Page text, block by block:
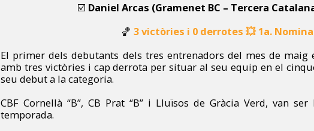
☑️ Daniel Arcas (Gramenet BC – Tercera
🏀 3 victòries i 0 derrotes 💥1a.
El primer dels debutants dels tres entrenadors del mes de maig
amb tres victòries i cap derrota per situar al seu equip en el
seu debut a la categoria.
CBF Cornellà “B”, CB Prat “B” i Lluïsos de Gràcia Verd, van
temporada.